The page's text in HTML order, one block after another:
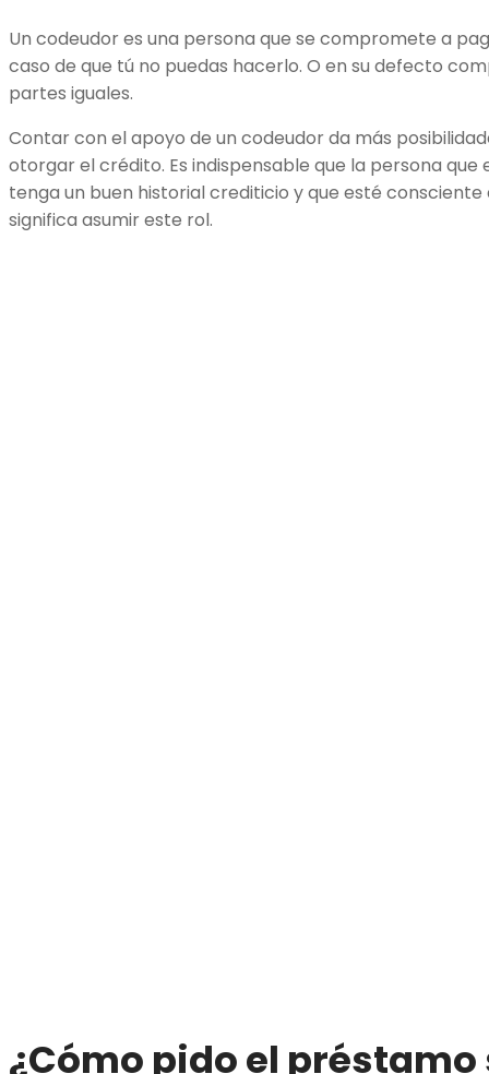
Un codeudor es una persona que se compromete a
caso de que tú no puedas hacerlo. O en su defecto
partes iguales.
Contar con el apoyo de un codeudor da más
otorgar el crédito. Es indispensable que la persona que
tenga un buen historial crediticio y que esté
significa asumir este rol.
¿Cómo pido el